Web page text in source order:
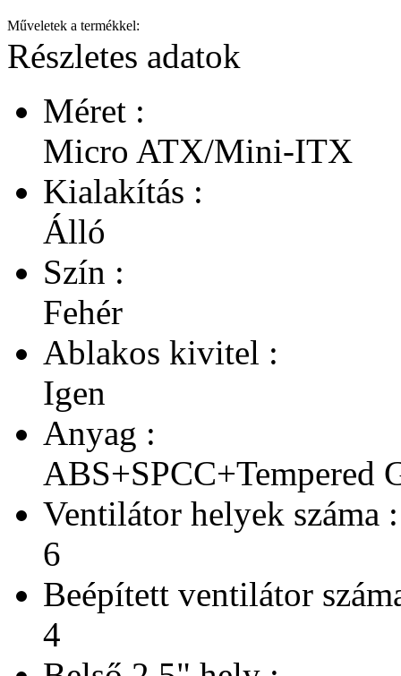
Műveletek a termékkel:
Részletes adatok
Méret :
Micro ATX/Mini-ITX
Kialakítás :
Álló
Szín :
Fehér
Ablakos kivitel :
Igen
Anyag :
ABS+SPCC+Tempered
Ventilátor helyek száma :
6
Beépített ventilátor
4